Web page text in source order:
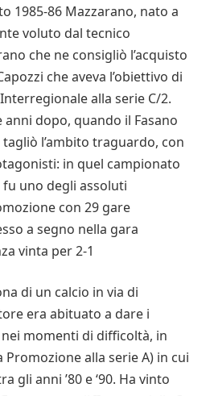
1985-86 Mazzarano, nato a
voluto dal tecnico
che ne consigliò l’acquisto
che aveva l’obiettivo di
alla serie C/2.
dopo, quando il Fasano
l’ambito traguardo, con
in quel campionato
uno degli assoluti
con 29 gare
a segno nella gara
vinta per 2-1
di un calcio in via di
era abituato a dare i
momenti di difficoltà, in
alla serie A) in cui
gli anni ’80 e ‘90. Ha vinto